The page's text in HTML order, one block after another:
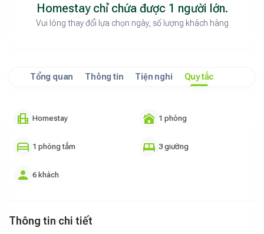
Homestay chỉ chứa được 1 người lớn.
Vui lòng thay đổi lựa chọn ngày, số lượng khách hàng
Tổng quan Thông tin Tiện nghi Quy tắc
Homestay 1 phòng
1 phòng tắm 3 giường
6 khách
Thông tin chi tiết